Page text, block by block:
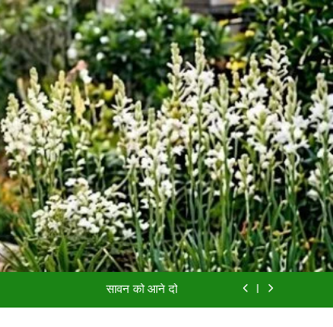
आईसीयू का बंद दरवाज़ा
यादों की खुशबू
सावन को आने दो